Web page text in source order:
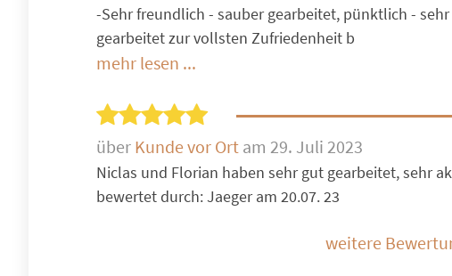
-Sehr freundlich - sauber gearbeitet, pünktlich -
gearbeitet zur vollsten Zufriedenheit b
mehr lesen ...
über Kunde vor Ort am 29. Juli 2023
Niclas und Florian haben sehr gut gearbeitet, sehr
bewertet durch: Jaeger am 20.07. 23
weitere